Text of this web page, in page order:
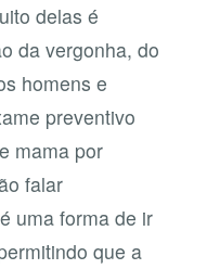
delas é
da vergonha, do
homens e
preventivo
mama por
falar
uma forma de ir
que a